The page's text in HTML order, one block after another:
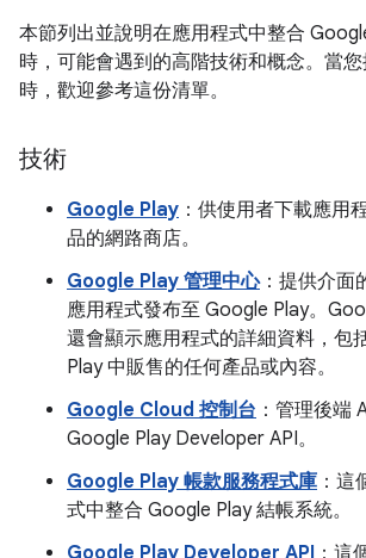
本節列出並說明在應用程式中整合
時，可能會遇到的高階技術和概念。當
時，歡迎參考這份清單。
技術
Google Play ：供使用者下載應用
品的網路商店。
Google Play 管理中心：提供介面
應用程式發布至 Google Play。
還會顯示應用程式的詳細資料，包
Play 中販售的任何產品或內容。
Google Cloud 控制台 ：管理後端
Google Play Developer API。
Google Play 帳款服務程式庫 ：這
式中整合 Google Play 結帳系統。
Google Play Developer API ：這